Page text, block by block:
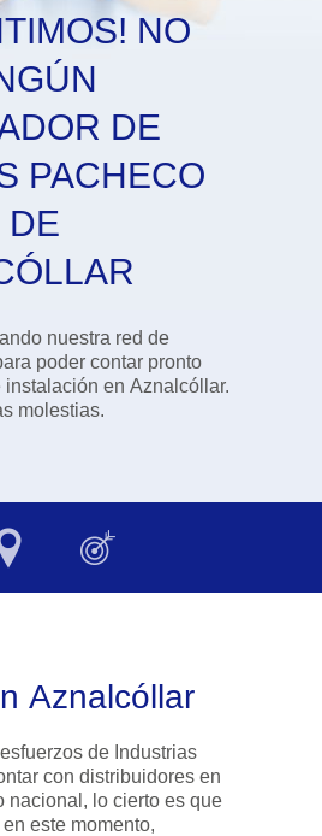
NO
DE
PACHECO
DE
nuestra red de
pronto
en Aznalcóllar.
molestias.
Aznalcóllar
de Industrias
este momento,